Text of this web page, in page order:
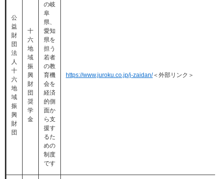
公
益
財
団
法
人
十
六
地
域
振
興
財
団
十
六
地
域
振
興
財
団
奨
学
金
の岐
阜
県、
愛知
県を
担う
若者
の教
育機
会を
経済
的側
面か
ら支
援す
るた
めの
制度
です
https://www.juroku.co.jp/j-zaidan/＜外部リンク＞